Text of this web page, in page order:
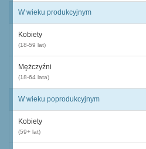
W wieku produkcyjnym
Kobiety
(18-59 lat)
Mężczyźni
(18-64 lata)
W wieku poprodukcyjnym
Kobiety
(59+ lat)